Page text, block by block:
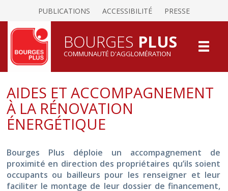
PUBLICATIONS ACCESSIBILITÉ PRESSE
BOURGES PLUS
COMMUNAUTÉ D'AGGLOMÉRATION
AIDES ET ACCOMPAGNEMENT
À LA RÉNOVATION
ÉNERGÉTIQUE
Bourges Plus déploie un accompagnement de
proximité en direction des propriétaires qu’ils soient
occupants ou bailleurs pour les renseigner et leur
faciliter le montage de leur dossier de financement,